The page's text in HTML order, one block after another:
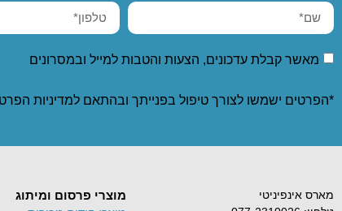
מאשר קבלת עדכונים, הצעות והטבות למייל ובמסרונים
*הפרטים ישמשו לצורך טיפול בפנייתך ובהתאם למדיניות
מארס אינפיניטי
מוצרי פרסום ומיתוג